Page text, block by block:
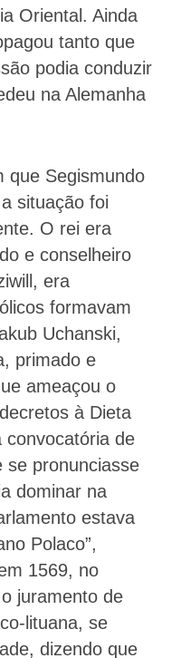
Oriental. Ainda
tanto que
podia conduzir
na Alemanha
que Segismundo
situação foi
O rei era
e conselheiro
era
formavam
Uchanski,
primado e
ameaçou o
à Dieta
convocatória de
se pronunciasse
dominar na
estava
Polaco”,
1569, no
juramento de
lituana, se
dizendo que